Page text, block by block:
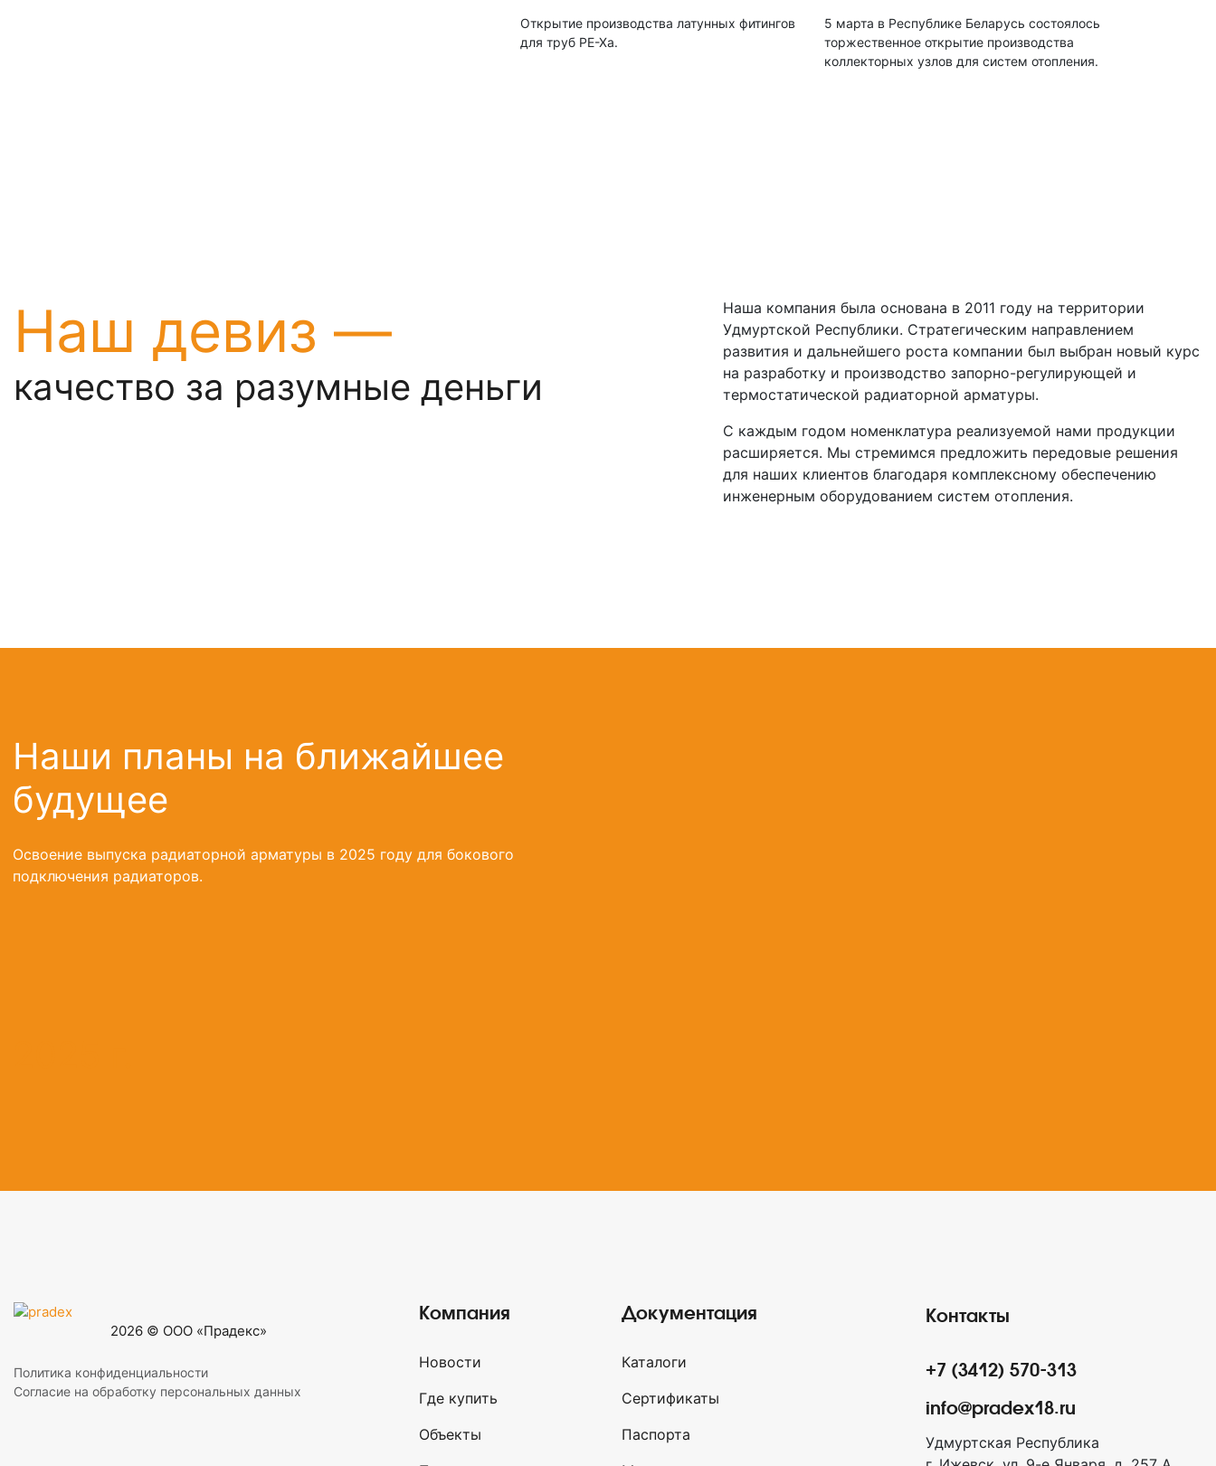
Открытие производства латунных фитингов
для труб РЕ-Ха.
5 марта в Республике Беларусь состоялось
торжественное открытие производства
коллекторных узлов для систем отопления.
Наш девиз —
качество за разумные деньги
Наша компания была основана в 2011 году на территории
Удмуртской Республики. Стратегическим направлением
развития и дальнейшего роста компании был выбран новый курс
на разработку и производство запорно-регулирующей и
термостатической радиаторной арматуры.
С каждым годом номенклатура реализуемой нами продукции
расширяется. Мы стремимся предложить передовые решения
для наших клиентов благодаря комплексному обеспечению
инженерным оборудованием систем отопления.
Наши планы на ближайшее
будущее
Освоение выпуска радиаторной арматуры в 2025 году для бокового
подключения радиаторов.
2026 © ООО «Прадекс»
Политика конфиденциальности
Согласие на обработку персональных данных
Компания
Новости
Где купить
Объекты
Документация
Каталоги
Сертификаты
Паспорта
Контакты
+7 (3412) 570-313
info@pradex18.ru
Удмуртская Республика